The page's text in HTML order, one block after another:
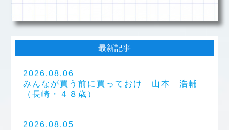
最新記事
2026.08.06
みんなが買う前に買っておけ 山本 浩輔
（長崎・４８歳）
2026.08.05